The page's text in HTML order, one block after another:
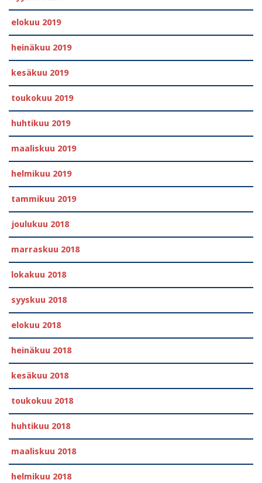
elokuu 2019
heinäkuu 2019
kesäkuu 2019
toukokuu 2019
huhtikuu 2019
maaliskuu 2019
helmikuu 2019
tammikuu 2019
joulukuu 2018
marraskuu 2018
lokakuu 2018
syyskuu 2018
elokuu 2018
heinäkuu 2018
kesäkuu 2018
toukokuu 2018
huhtikuu 2018
maaliskuu 2018
helmikuu 2018